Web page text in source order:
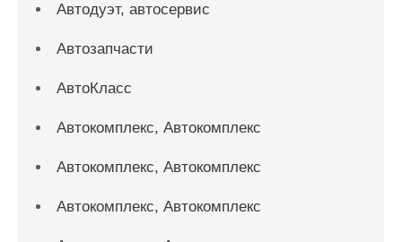
Автодуэт, автосервис
Автозапчасти
АвтоКласс
Автокомплекс, Автокомплекс
Автокомплекс, Автокомплекс
Автокомплекс, Автокомплекс